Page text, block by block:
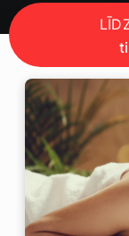
superauto,
SPA kūres,
būšanai.